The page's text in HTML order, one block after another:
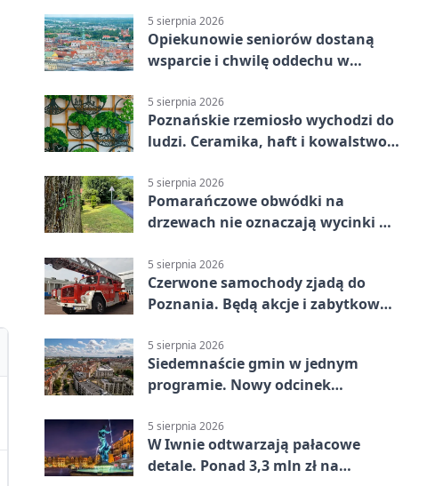
5 sierpnia 2026
Opiekunowie seniorów dostaną
wsparcie i chwilę oddechu w
5 sierpnia 2026
Poznańskie rzemiosło wychodzi do
ludzi. Ceramika, haft i kowalstwo
5 sierpnia 2026
Pomarańczowe obwódki na
drzewach nie oznaczają wycinki w
5 sierpnia 2026
Czerwone samochody zjadą do
Poznania. Będą akcje i zabytkowa
5 sierpnia 2026
Siedemnaście gmin w jednym
programie. Nowy odcinek
5 sierpnia 2026
W Iwnie odtwarzają pałacowe
detale. Ponad 3,3 mln zł na